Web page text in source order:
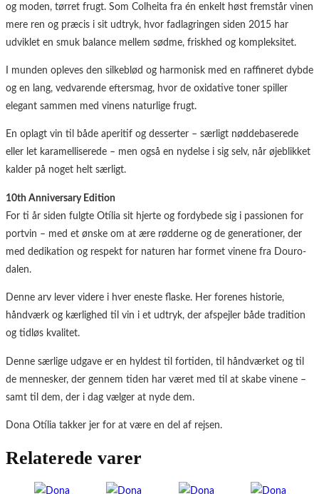
og moden, tørret frugt. Som Colheita fra én enkelt høst fremstår vinen
mere ren og præcis i sit udtryk, hvor fadlagringen siden 2015 har
udviklet en smuk balance mellem sødme, friskhed og kompleksitet.
I munden opleves den silkeblød og harmonisk med en raffineret dybde
og en lang, vedvarende eftersmag, hvor de oxidative toner spiller
elegant sammen med vinens naturlige frugt.
En oplagt vin til både aperitif og desserter – særligt nøddebaserede
eller let karamelliserede – men også en nydelse i sig selv, når øjeblikket
kalder på noget helt særligt.
10th Anniversary Edition
For ti år siden fulgte Otília sit hjerte og fordybede sig i passionen for
portvin – med et ønske om at ære rødderne og de generationer, der
med dedikation og respekt for naturen har formet vinene fra Douro-
dalen.
Denne arv lever videre i hver eneste flaske. Her forenes historie,
håndværk og kærlighed til vin i et udtryk, der afspejler både tradition
og tidløs kvalitet.
Denne særlige udgave er en hyldest til fortiden, til håndværket og til
de mennesker, der gennem tiden har været med til at skabe vinene –
samt til dem, der i dag vælger at nyde dem.
Dona Otília takker jer for at være en del af rejsen.
Relaterede varer